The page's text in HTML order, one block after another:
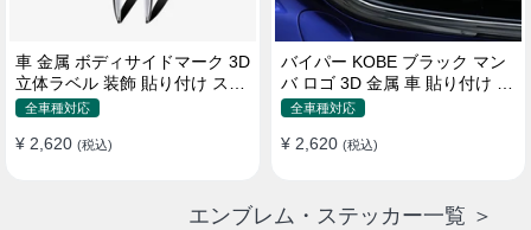
車 金属 ボディサイドマーク 3D
立体ラベル 装飾 貼り付け ステ
ッカー
全車種対応
¥ 2,620 (税込)
バイパー KOBE ブラック マン
バ ロゴ 3D 金属 車 貼り付け 装
飾 ステッカー
全車種対応
¥ 2,620 (税込)
エンブレム・ステッカー一覧 ＞